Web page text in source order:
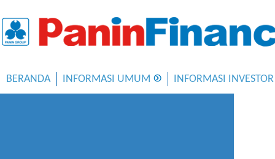
BERANDA INFORMASI UMUM INFORMASI INVESTOR